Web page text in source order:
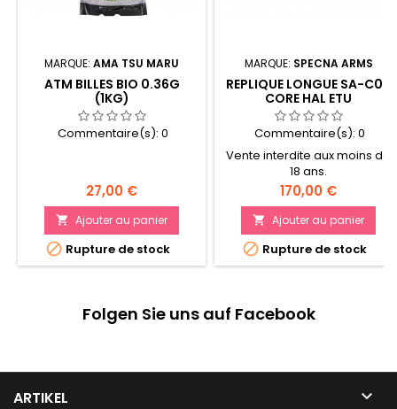
MARQUE: AMA TSU MARU
ATM BILLES BIO 0.36G
(1KG)
Commentaire(s): 0
Prix
27,00 €
 Ajouter au panier
 Rupture de stock
MARQUE: SPECNA ARMS
REPLIQUE LONGUE SA-C08
CORE HAL ETU
Commentaire(s): 0
Vente interdite aux moins de
18 ans.
Prix
170,00 €
 Ajouter au panier
 Rupture de stock
Folgen Sie uns auf Facebook
ARTIKEL 